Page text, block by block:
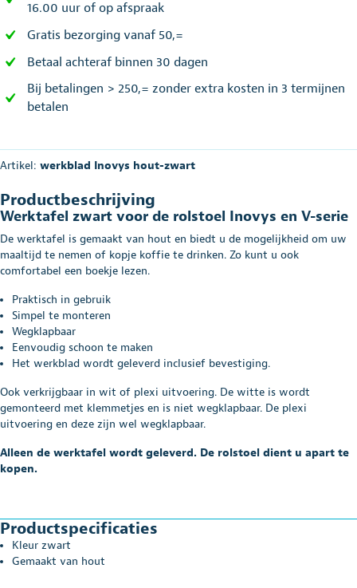
16.00 uur of op afspraak
Gratis bezorging vanaf 50,=
Betaal achteraf binnen 30 dagen
Bij betalingen > 250,= zonder extra kosten in 3 termijnen
betalen
Artikel: werkblad Inovys hout-zwart
Productbeschrijving
Werktafel zwart voor de rolstoel Inovys en V-serie
De werktafel is gemaakt van hout en biedt u de mogelijkheid om uw
maaltijd te nemen of kopje koffie te drinken. Zo kunt u ook
comfortabel een boekje lezen.
Praktisch in gebruik
Simpel te monteren
Wegklapbaar
Eenvoudig schoon te maken
Het werkblad wordt geleverd inclusief bevestiging.
Ook verkrijgbaar in wit of plexi uitvoering. De witte is wordt
gemonteerd met klemmetjes en is niet wegklapbaar. De plexi
uitvoering en deze zijn wel wegklapbaar.
Alleen de werktafel wordt geleverd. De rolstoel dient u apart te
kopen.
Productspecificaties
Kleur zwart
Gemaakt van hout